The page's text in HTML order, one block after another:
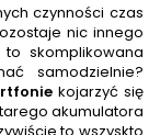
czynności czas
nic innego
skomplikowana
samodzielnie?
kojarzyć się
akumulatora